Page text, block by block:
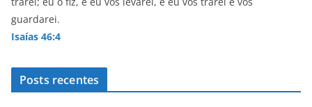
guardarei.
Isaías 46:4
Posts recentes